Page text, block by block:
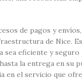
de pagos y
de Nice.
sea eficiente y seguro
la entrega en su
en el servicio que